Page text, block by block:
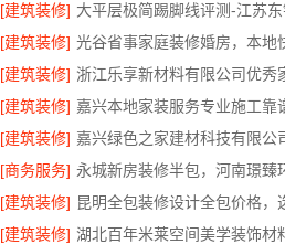
[建筑装修]
[建筑装修]
[建筑装修]
[建筑装修]
[建筑装修]
[商务服务]
[建筑装修]
[建筑装修]